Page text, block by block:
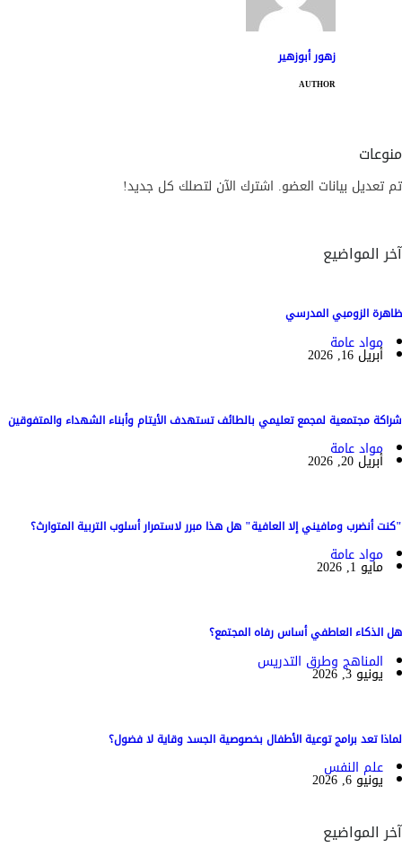
زهور أبوزهير
AUTHOR
منوعات
تم تعديل بيانات العضو. اشترك الآن لتصلك كل جديد!
آخر المواضيع
ظاهرة الزومبي المدرسي
مواد عامة
أبريل 16, 2026
شراكة مجتمعية لمجمع تعليمي بالطائف تستهدف الأيتام وأبناء الشهداء والمتفوقين
مواد عامة
أبريل 20, 2026
"كنت أنضرب ومافيني إلا العافية" هل هذا مبرر لاستمرار أسلوب التربية المتوارث؟
مواد عامة
مايو 1, 2026
هل الذكاء العاطفي أساس رفاه المجتمع؟
المناهج وطرق التدريس
يونيو 3, 2026
لماذا تعد برامج توعية الأطفال بخصوصية الجسد وقاية لا فضول؟
علم النفس
يونيو 6, 2026
آخر المواضيع